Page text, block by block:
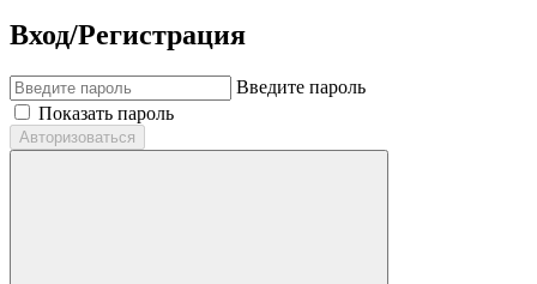
Вход/Регистрация
Введите пароль
Показать пароль
Авторизоваться